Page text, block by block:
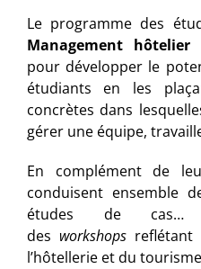
Le programme des
Management
pour développer le
étudiants en les
concrètes dans
gérer une équipe,
En complément de
conduisent ensemble
études de
des workshops
l’hôtellerie et du